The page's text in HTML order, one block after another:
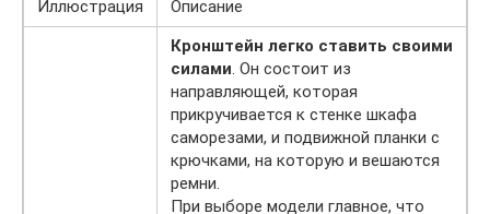
Иллюстрация
Описание
Кронштейн легко ставить своими
силами. Он состоит из
направляющей, которая
прикручивается к стенке шкафа
саморезами, и подвижной планки с
крючками, на которую и вешаются
ремни.
При выборе модели главное, что